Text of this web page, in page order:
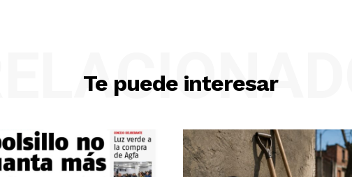
Te puede interesar
RELACIONADO